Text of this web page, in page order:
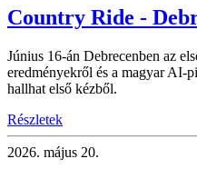
Country Ride -
Június 16-án Debrecenben az
eredményekről és a magyar AI-
hallhat első kézből.
Részletek
2026. május 20.